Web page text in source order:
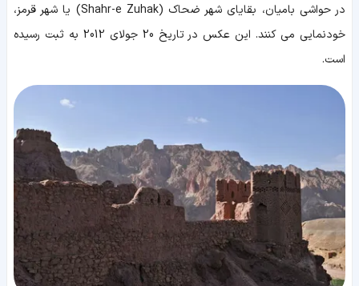
در حواشی بامیان، بقایای شهر ضحاک (Shahr-e Zuhak) یا شهر قرمز،
خودنمایی می کنند. این عکس در تاریخ 20 جولای 2012 به ثبت رسیده
است.